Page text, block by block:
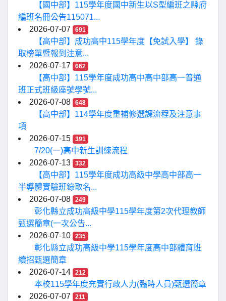
【國中部】115學年度國中新生以S型編班之縣府
編班名冊公告115071...
2026-07-07
691
【高中部】成功高中115學年度【免試入學】 錄
取榜單暨報到注意...
2026-07-17
662
【高中部】115學年度成功高中高中部高一普通
班正式班級座號學號...
2026-07-08
648
【高中部】114學年度重補修選課流程及注意事
項
2026-07-15
391
7/20(一)高中新生訓練流程
2026-07-13
332
【高中部】115學年度成功高級中學高中部高一
半導體實驗班錄取名...
2026-07-08
249
彰化縣立成功高級中學115學年度第2次代理教師
甄選簡章(一次公告...
2026-07-10
235
彰化縣立成功高級中學115學年度高中部體育班
續招甄選簡章
2026-07-14
212
本校115學年度充實行政人力(臨時人員)甄選簡章
2026-07-07
211